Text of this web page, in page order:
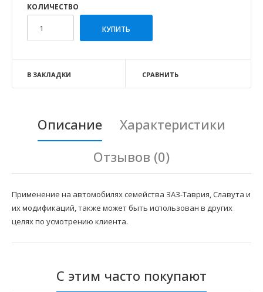
КОЛИЧЕСТВО
В ЗАКЛАДКИ СРАВНИТЬ
Описание
Характеристики
Отзывов (0)
Применение на автомобилях семейства ЗАЗ-Таврия, Славута и
их модификаций, также может быть использован в других
целях по усмотрению клиента.
С этим часто покупают